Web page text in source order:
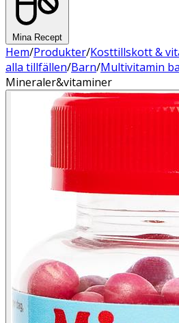
Mina Recept
Hem/Produkter/Kosttillskott &
alla tillfällen/Barn/Multivitamin
Mineraler&vitaminer